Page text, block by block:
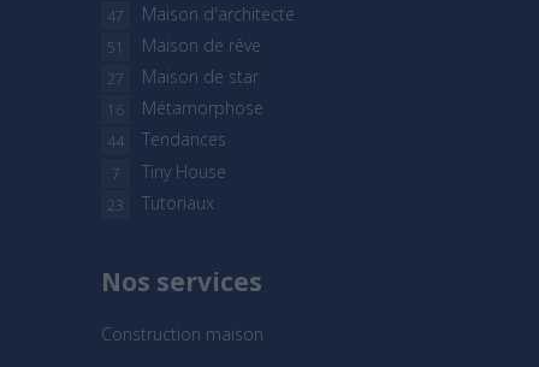
Maison d'architecte
47
Maison de rêve
51
Maison de star
27
Métamorphose
16
Tendances
44
Tiny House
7
Tutoriaux
23
Nos services
Construction maison